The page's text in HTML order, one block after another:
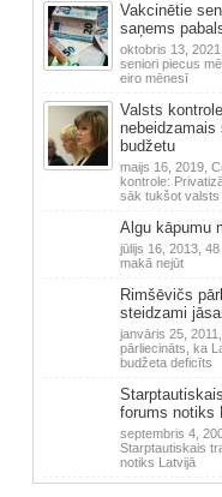
Vakcinētie
saņems
oktobris 13, 2021,
seniori piecus
eiro mēnesī
Valsts
budžetu
maijs 16, 2019,
kontrole:
sāk tukšot valsts
Algu kāpumu
jūlijs 16, 2013, 48
makā nejūt
Rimšēvičs
steidzami
janvāris 25, 2011,
pārliecināts, ka
budžeta deficīts
forums notiks
septembris 4,
Starptautiskais
notiks Latvijā